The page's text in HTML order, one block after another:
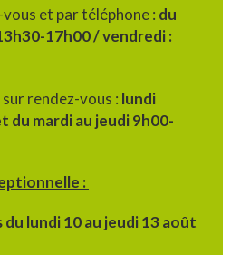
et par téléphone : du
17h00 / vendredi :
rendez-vous : lundi
du mardi au jeudi 9h00-
:
du lundi 10 au jeudi 13 août